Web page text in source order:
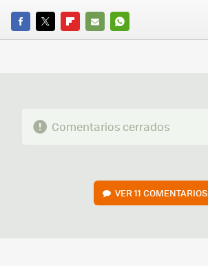
FACEBOOK
TWITTERFLIPBOARD
E-
WHATSAPP
Comentarios cerrados
VER11 COMENTARIOS